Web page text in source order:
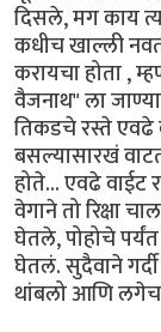
दिसले, मग काय
कधीच खाल्ली
करायचा होता ,
वैजनाथ" ला
तिकडचे रस्ते एवढे
बसल्यासारखं
होते... एवढे वाईट
वेगाने तो रिक्षा
घेतले, पोहोचे
घेतलं. सुदैवाने
थांबलो आणि